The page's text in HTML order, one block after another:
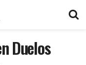
Duelos